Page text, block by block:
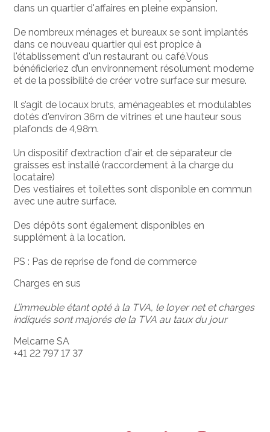
dans un quartier d'affaires en pleine expansion.
De nombreux ménages et bureaux se sont implantés
dans ce nouveau quartier qui est propice à
l'établissement d'un restaurant ou café.Vous
bénéficieriez d’un environnement résolument moderne
et de la possibilité de créer votre surface sur mesure.
Il s’agit de locaux bruts, aménageables et modulables
dotés d'environ 36m de vitrines et une hauteur sous
plafonds de 4,98m.
Un dispositif d’extraction d'air et de séparateur de
graisses est installé (raccordement à la charge du
locataire)
Des vestiaires et toilettes sont disponible en commun
avec une autre surface.
Des dépôts sont également disponibles en
supplément à la location.
PS : Pas de reprise de fond de commerce
Charges en sus
L’immeuble étant opté à la TVA, le loyer net et charges
indiqués sont majorés de la TVA au taux du jour
Melcarne SA
+41 22 797 17 37